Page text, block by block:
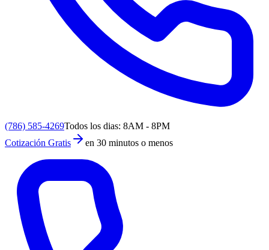
(786) 585-4269Todos los dias: 8AM - 8PM
Cotización Gratis
en 30 minutos o menos